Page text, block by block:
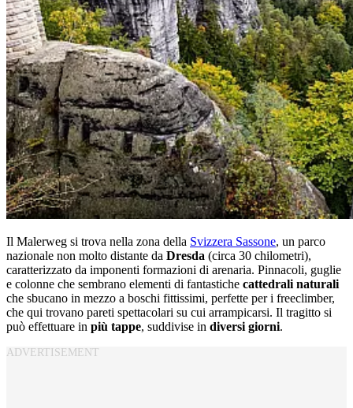
Il Malerweg si trova nella zona della Svizzera Sassone, un parco
nazionale non molto distante da Dresda (circa 30 chilometri),
caratterizzato da imponenti formazioni di arenaria. Pinnacoli, guglie
e colonne che sembrano elementi di fantastiche cattedrali naturali
che sbucano in mezzo a boschi fittissimi, perfette per i freeclimber,
che qui trovano pareti spettacolari su cui arrampicarsi. Il tragitto si
può effettuare in più tappe, suddivise in diversi giorni.